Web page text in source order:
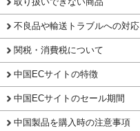
不良品や輸送トラブルへの対応
関税・消費税について
中国ECサイトの特徴
中国ECサイトのセール期間
中国製品を購入時の注意事項